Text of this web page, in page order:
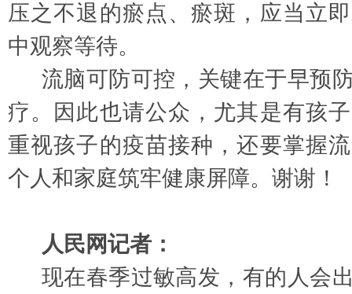
压之不退的瘀点、瘀斑，应当立
中观察等待。
流脑可防可控，关键在于早预
疗。因此也请公众，尤其是有孩
重视孩子的疫苗接种，还要掌握
个人和家庭筑牢健康屏障。谢谢！
人民网记者：
现在春季过敏高发，有的人会